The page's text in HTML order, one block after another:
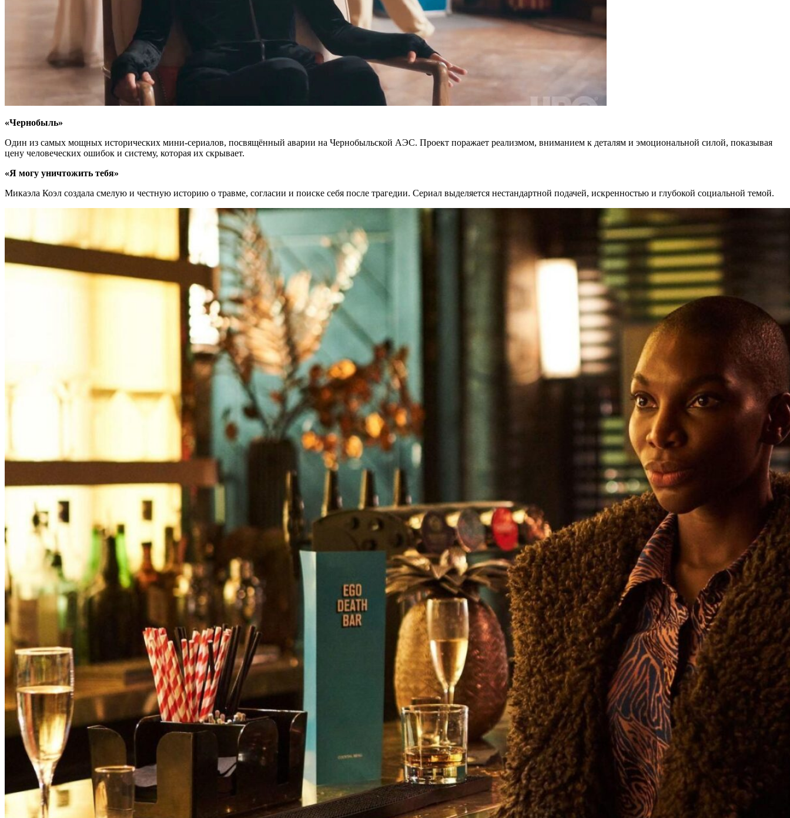
«Чернобыль»
Один из самых мощных исторических мини-сериалов, посвящённый аварии на Чернобыльской АЭС. Проект поражает реализмом, вниманием к деталям и эмоциональной силой, показывая
цену человеческих ошибок и систему, которая их скрывает.
«Я могу уничтожить тебя»
Микаэла Коэл создала смелую и честную историю о травме, согласии и поиске себя после трагедии. Сериал выделяется нестандартной подачей, искренностью и глубокой социальной темой.